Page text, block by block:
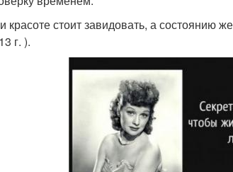
красоте стоит завидовать, а состоянию
г. ).